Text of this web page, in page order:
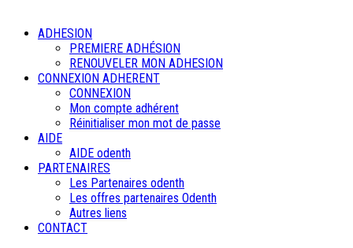
ADHESION
PREMIERE ADHÉSION
RENOUVELER MON ADHESION
CONNEXION ADHERENT
CONNEXION
Mon compte adhérent
Réinitialiser mon mot de passe
AIDE
AIDE odenth
PARTENAIRES
Les Partenaires odenth
Les offres partenaires Odenth
Autres liens
CONTACT